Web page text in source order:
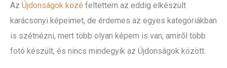
Az Újdonságok közé feltettem az eddig elkészült
karácsonyi képeimet, de érdemes az egyes kategóriákban
is szétnézni, mert több olyan képem is van, amiről több
fotó készült, és nincs mindegyik az Újdonságok között.